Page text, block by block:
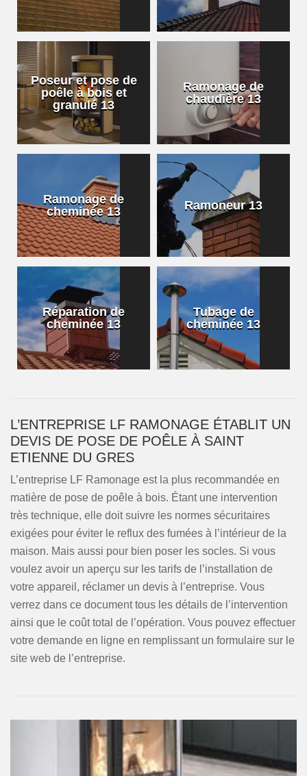
Poseur et pose de
poêle à bois et
granulé 13
Ramonage de
chaudière 13
Ramonage de
cheminée 13
Ramoneur 13
Réparation de
cheminée 13
Tubage de
cheminée 13
L’ENTREPRISE LF RAMONAGE ÉTABLIT UN
DEVIS DE POSE DE POÊLE À SAINT
ETIENNE DU GRES
L’entreprise LF Ramonage est la plus recommandée en
matière de pose de poêle à bois. Étant une intervention
très technique, elle doit suivre les normes sécuritaires
exigées pour éviter le reflux des fumées à l’intérieur de la
maison. Mais aussi pour bien poser les socles. Si vous
voulez avoir un aperçu sur les tarifs de l’installation de
votre appareil, réclamer un devis à l’entreprise. Vous
verrez dans ce document tous les détails de l’intervention
ainsi que le coût total de l’opération. Vous pouvez effectuer
votre demande en ligne en remplissant un formulaire sur le
site web de l’entreprise.